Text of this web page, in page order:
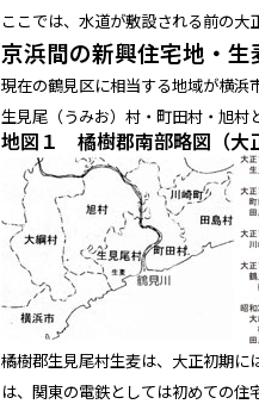
ここでは、水道が敷設される前の大
京浜間の新興住宅地・生
現在の鶴見区に相当する地域が横浜
生見尾（うみお）村・町田村・旭村
地図１ 橘樹郡南部略図（大
橘樹郡生見尾村生麦は、大正初期に
は、関東の電鉄としては初めての